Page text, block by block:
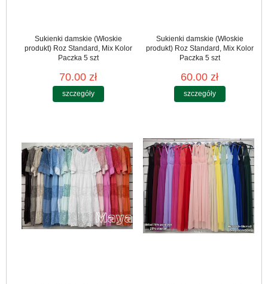
Sukienki damskie (Włoskie
produkt) Roz Standard, Mix Kolor
Paczka 5 szt
70.00 zł
szczegóły
Sukienki damskie (Włoskie
produkt) Roz Standard, Mix Kolor
Paczka 5 szt
60.00 zł
szczegóły